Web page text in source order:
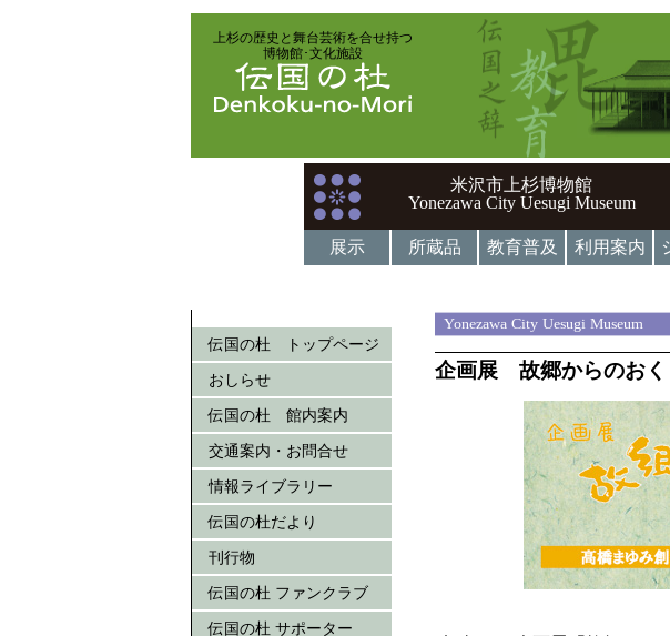
上杉の歴史と舞台芸術を合せ持つ
博物館･文化施設
米沢市上杉博物館
Yonezawa City Uesugi Museum
展示 所蔵品 教育普及 利用案内
伝国の杜 トップページ
おしらせ
伝国の杜 館内案内
交通案内・お問合せ
情報ライブラリー
伝国の杜だより
刊行物
伝国の杜 ファンクラブ
伝国の杜 サポーター
Yonezawa City Uesugi Museum
企画展 故郷からのおく